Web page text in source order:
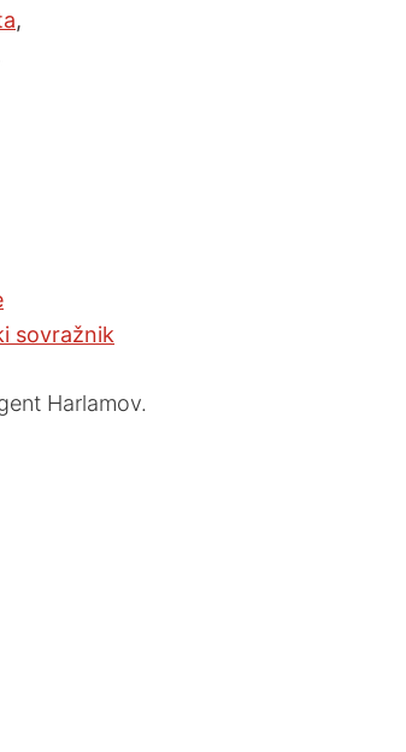
,
sovražnik
Harlamov.